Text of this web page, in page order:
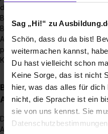
Sag „Hi!“ zu
Schön, dass du da bist!
weitermachen kannst,
Du hast vielleicht schon
Keine Sorge, das ist nicht
hier, was das alles für
nicht, die Sprache ist ein
sie von uns kennst. Sie
das kein Problem. Wir melden
Bescheid, welche Dokumente
Bewerbung vollständig ist,
Ansprechperson weiter. Wenn
passen könnten, bekommst du
Kennenlerngespräch.
Bis wann muss man sich
Ausbildungsplatz
Die erste Bewerbungsphase
August/September des